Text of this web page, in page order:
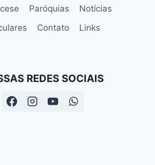
Paróquias
Notícias
Contato
Links
REDES SOCIAIS